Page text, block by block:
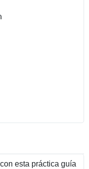
esta práctica guía